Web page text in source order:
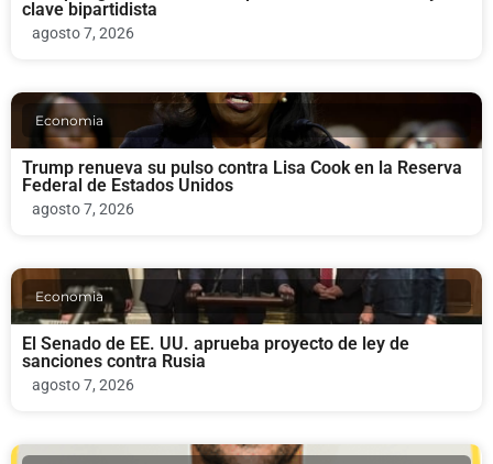
clave bipartidista
agosto 7, 2026
Economia
Trump renueva su pulso contra Lisa Cook en la Reserva
Federal de Estados Unidos
agosto 7, 2026
Economia
El Senado de EE. UU. aprueba proyecto de ley de
sanciones contra Rusia
agosto 7, 2026